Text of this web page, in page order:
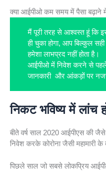
क्या आईपीओ कम समय में पैसा बढ़ाने
मैं पूरी तरह से आश्वस्त हूं कि
ही चुका होगा, आप बिल्कुल
हमेशा लाभप्रद नहीं होता है।
आईपीओ में निवेश करने से
जानकारी और आंकड़ों पर
निकट भविष्य में लांच
बीते वर्ष साल 2020 आईपीएस की
निवेश करके कोरोना जैसी महामारी
पिछले साल जो सबसे लोकप्रिय